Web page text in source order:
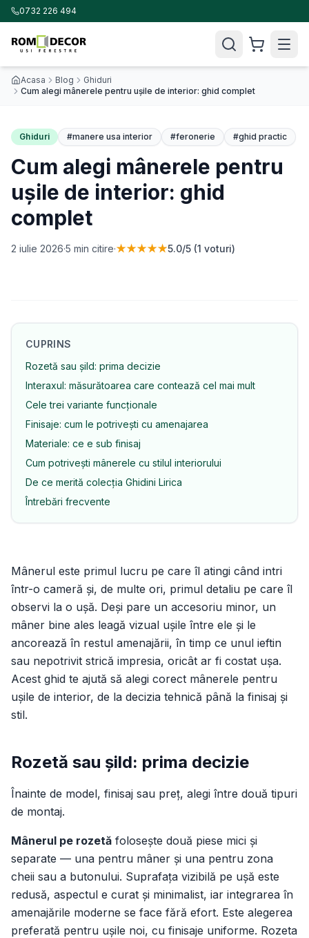
0732 226 494
Acasa Blog
Ghiduri
Cum alegi mânerele pentru ușile de interior: ghid complet
Ghiduri #manere usa interior #feronerie #ghid practic
Cum alegi mânerele pentru
ușile de interior: ghid
complet
2 iulie 2026·5 min citire·★★★★★5.0/5 (1 voturi)
CUPRINS
Rozetă sau șild: prima decizie
Interaxul: măsurătoarea care contează cel mai mult
Cele trei variante funcționale
Finisaje: cum le potrivești cu amenajarea
Materiale: ce e sub finisaj
Cum potrivești mânerele cu stilul interiorului
De ce merită colecția Ghidini Lirica
Întrebări frecvente
Mânerul este primul lucru pe care îl atingi când intri
într-o cameră și, de multe ori, primul detaliu pe care îl
observi la o ușă. Deși pare un accesoriu minor, un
mâner bine ales leagă vizual ușile între ele și le
ancorează în restul amenajării, în timp ce unul ieftin
sau nepotrivit strică impresia, oricât ar fi costat ușa.
Acest ghid te ajută să alegi corect mânerele pentru
ușile de interior, de la decizia tehnică până la finisaj și
stil.
Rozetă sau șild: prima decizie
Înainte de model, finisaj sau preț, alegi între două tipuri
de montaj.
Mânerul pe rozetă folosește două piese mici și
separate — una pentru mâner și una pentru zona
cheii sau a butonului. Suprafața vizibilă pe ușă este
redusă, aspectul e curat și minimalist, iar integrarea în
amenajările moderne se face fără efort. Este alegerea
preferată pentru ușile noi, cu finisaje uniforme. Rozeta